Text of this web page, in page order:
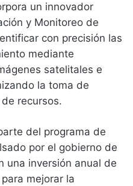
un innovador
y Monitoreo de
con precisión las
mediante
satelitales e
la toma de
recursos.
del programa de
por el gobierno de
una inversión anual de
mejorar la